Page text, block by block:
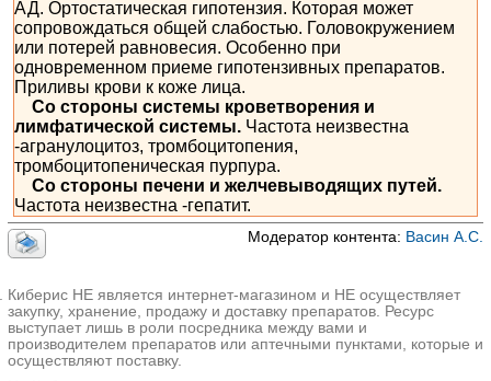
АД. Ортостатическая гипотензия. Которая может
сопровождаться общей слабостью. Головокружением
или потерей равновесия. Особенно при
одновременном приеме гипотензивных препаратов.
Приливы крови к коже лица.
Со стороны системы кроветворения и
лимфатической системы. Частота неизвестна
-агранулоцитоз, тромбоцитопения,
тромбоцитопеническая пурпура.
Со стороны печени и желчевыводящих путей.
Частота неизвестна -гепатит.
Модератор контента: Васин А.С.
Киберис НЕ является интернет-магазином и НЕ осуществляет
закупку, хранение, продажу и доставку препаратов. Ресурс
выступает лишь в роли посредника между вами и
производителем препаратов или аптечными пунктами, которые и
осуществляют поставку.